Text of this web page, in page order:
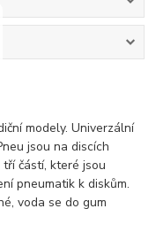
modely. Univerzální
jsou na discích
částí, které jsou
pneumatik k diskům.
voda se do gum